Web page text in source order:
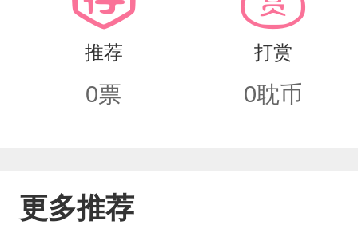
推荐
0票
打赏
0耽币
更多推荐